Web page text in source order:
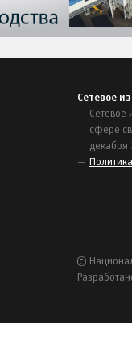
Сетевое
Сетевое
сфере
декабря
©